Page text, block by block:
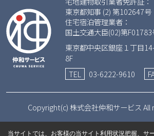
東京都知事 (2) 第102647号
住宅宿泊管理業者：
国土交通大臣(02)第F01783
東京都中央区銀座１丁目
8F
TEL
03-6222-9610
Copyright(c) 株式会社仲和サービス All
当サイトでは、お客様の当サイト利用状況把握、サ